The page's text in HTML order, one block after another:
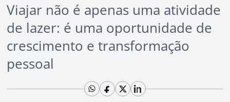
Viajar não é apenas uma atividade
de lazer: é uma oportunidade de
crescimento e transformação
pessoal